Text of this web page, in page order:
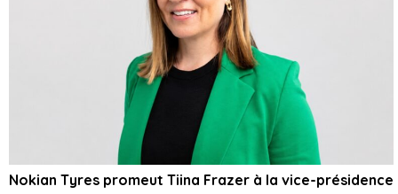
Nokian Tyres promeut Tiina Frazer à la vice-présidence